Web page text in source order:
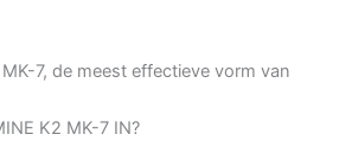
MK-7, de meest effectieve vorm van
K2 MK-7 IN?